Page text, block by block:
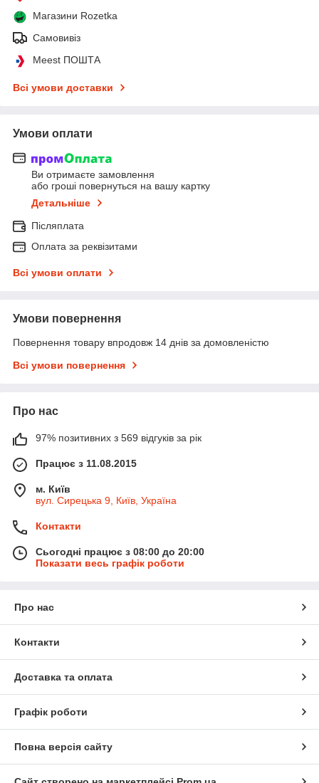
Магазини Rozetka
Самовивіз
Meest ПОШТА
Всі умови доставки
Умови оплати
Ви отримаєте замовлення
або гроші повернуться на вашу картку
Детальніше
Післяплата
Оплата за реквізитами
Всі умови оплати
Умови повернення
Повернення товару впродовж 14 днів за домовленістю
Всі умови повернення
Про нас
97% позитивних з 569 відгуків за рік
Працює з 11.08.2015
м. Київ
вул. Сирецька 9, Київ, Україна
Контакти
Сьогодні працює з 08:00 до 20:00
Показати весь графік роботи
Про нас
Контакти
Доставка та оплата
Графік роботи
Повна версія сайту